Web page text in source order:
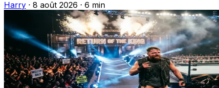
Harry · 8 août 2026 · 6 min